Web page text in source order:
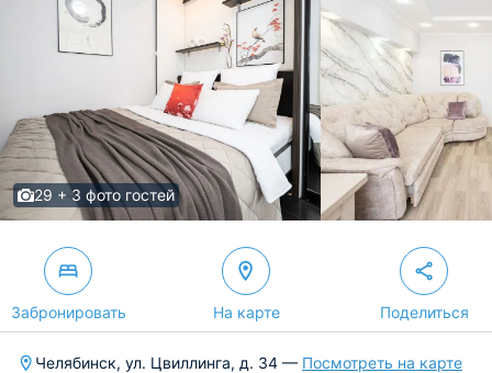
29 + 3 фото гостей
Забронировать На карте Поделиться
Челябинск, ул. Цвиллинга, д. 34 — Посмотреть на карте